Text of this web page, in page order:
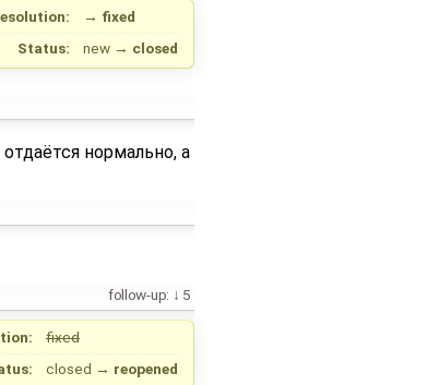
→ fixed
Status:
new → closed
нормально, а
follow-up: 5
fixed
closed → reopened